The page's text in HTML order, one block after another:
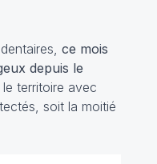
ce mois
depuis le
le territoire avec
soit la moitié